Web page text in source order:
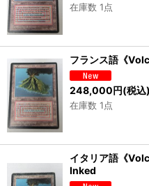
在庫数 1点
フランス語《
248,000円(税込)
在庫数 1点
イタリア語《
Inked